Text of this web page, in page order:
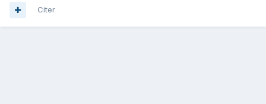
Citer